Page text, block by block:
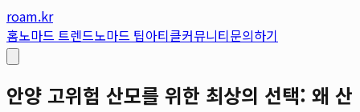
roam.kr
홈노마드 트렌드노마드 팁아티클커뮤니티문의하기
안양 고위험 산모를 위한 최상의 선택: 왜 산